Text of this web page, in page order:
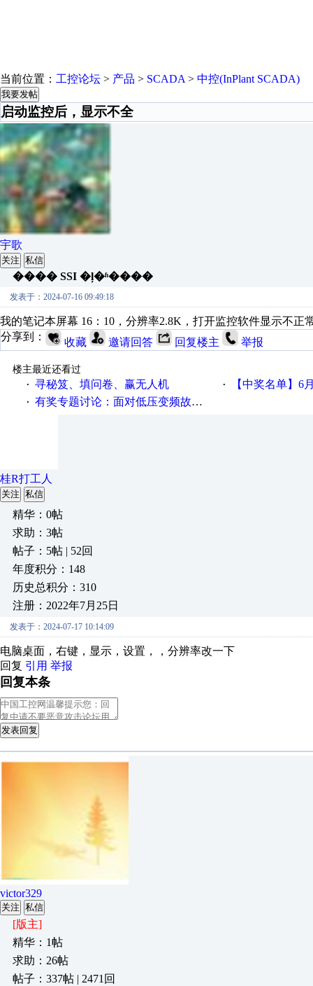
当前位置： 工控论坛 > 产品 > SCADA > 中控(InPlant SCADA)
我要发帖
启动监控后，显示不全
宇歌
关注 私信
���� SSI �ļ�ʱ����
发表于：2024-07-16 09:49:18
我的笔记本屏幕 16：10，分辨率2.8K，打开监控软件显示不正
分享到：
收藏 邀请回答 回复楼主 举报
楼主最近还看过
· 寻秘笈、填问卷、赢无人机 · 【中奖名单】6月
· 有奖专题讨论：面对低压变频故障，老手是这样解决的！
桂R打工人
关注 私信
精华：0帖
求助：3帖
帖子：5帖 | 52回
年度积分：148
历史总积分：310
注册：2022年7月25日
发表于：2024-07-17 10:14:09
电脑桌面，右键，显示，设置，，分辨率改一下
回复 引用 举报
回复本条
发表回复
victor329
关注 私信
[版主]
精华：1帖
求助：26帖
帖子：337帖 | 2471回